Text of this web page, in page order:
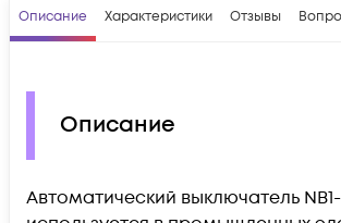
Описание Характеристики Отзывы
Описание
Автоматический выключатель